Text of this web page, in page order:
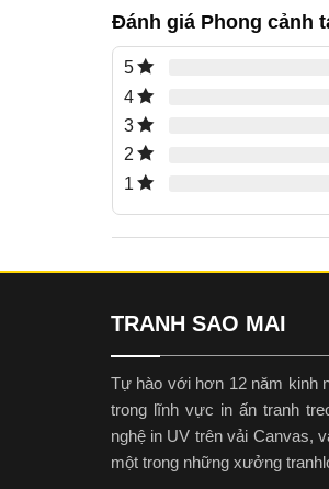
Đánh giá Phong cảnh
5
4
3
2
1
TRANH SAO MAI
Tự hào với hơn 12 năm kinh
trong lĩnh vực in ấn tranh
nghệ in UV trên vải Canvas,
một trong những xưởng